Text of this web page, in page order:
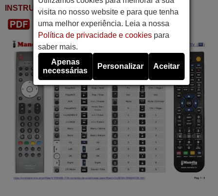
INSTRUÇÕES DE USO
Baixar PDF
visita no nosso website e para que tenha
uma melhor experiência. Leia a nossa
Política de privacidade e cookies para
saber mais.
Apenas
necessárias
Personalizar Aceitar